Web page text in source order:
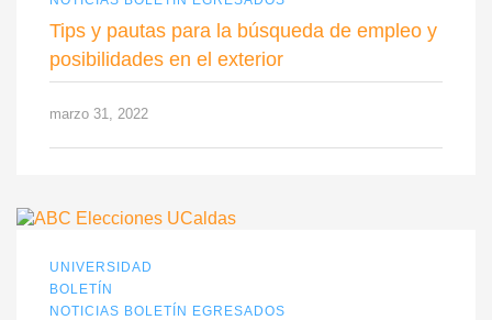
Tips y pautas para la búsqueda de empleo y
posibilidades en el exterior
marzo 31, 2022
UNIVERSIDAD
BOLETÍN
NOTICIAS BOLETÍN EGRESADOS